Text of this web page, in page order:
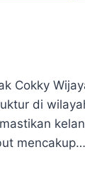
Cokky
di
mencakup…